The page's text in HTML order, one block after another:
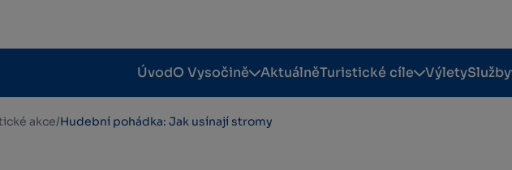
ÚvodO Vysočině AktuálněTuristické cíle VýletySlužby
akce/Hudební pohádka: Jak usínají stromy